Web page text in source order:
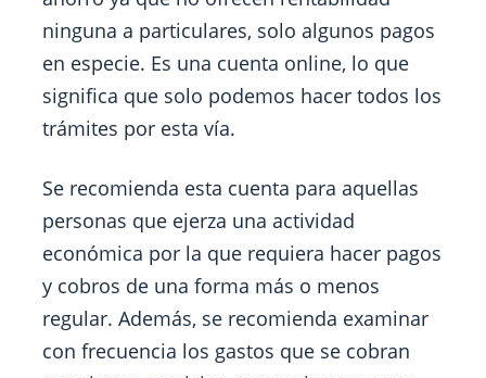
ninguna a particulares, solo algunos pagos
en especie. Es una cuenta online, lo que
significa que solo podemos hacer todos los
trámites por esta vía.
Se recomienda esta cuenta para aquellas
personas que ejerza una actividad
económica por la que requiera hacer pagos
y cobros de una forma más o menos
regular. Además, se recomienda examinar
con frecuencia los gastos que se cobran